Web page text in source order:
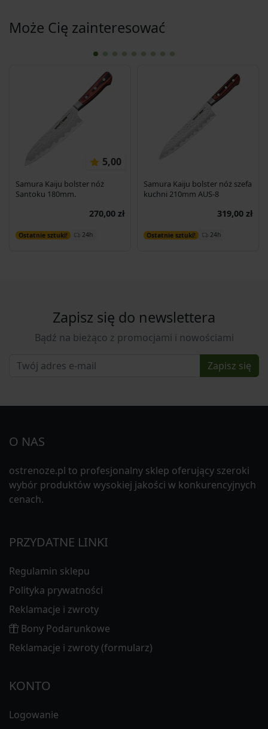
Może Cię zainteresować
5,00
Samura Kaiju bolster nóż
Santoku 180mm.
270,00 zł
Ostatnie sztuki! 24h
Dodaj do koszyka
Samura Kaiju bolster nóż szefa
kuchni 210mm AUS-8
319,00 zł
Ostatnie sztuki! 24h
Dodaj do koszyka
Zapisz się do newslettera
Bądź na bieżąco z promocjami i nowościami
Zapisz się
O NAS
ostrenoze.pl to profesjonalny sklep oferujący szeroki
wybór produktów wysokiej jakości w konkurencyjnych
cenach.
PRZYDATNE LINKI
Regulamin sklepu
Polityka prywatności
Reklamacje i zwroty
Bony Podarunkowe
Reklamacje i zwroty (formularz)
KONTO
Logowanie